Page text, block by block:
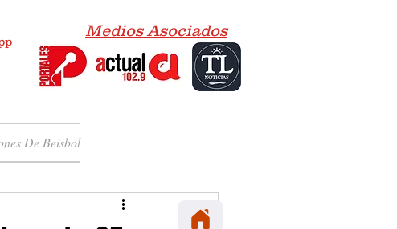
Medios Asociados
De Beisbol